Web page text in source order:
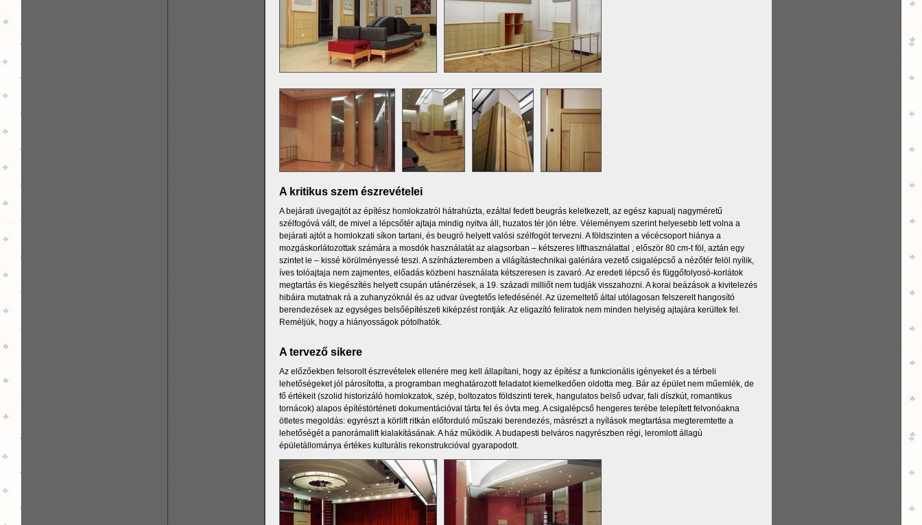
A kritikus szem észrevételei
A bejárati üvegajtót az építész homlokzatról hátrahúzta, ezáltal fedett beugrás keletkezett, az egész kapualj nagyméretű
szélfogóvá vált, de mivel a lépcsőtér ajtaja mindig nyitva áll, huzatos tér jön létre. Véleményem szerint helyesebb lett volna a
bejárati ajtót a homlokzati síkon tartani, és beugró helyett valósi szélfogót tervezni. A földszinten a vécécsoport hiánya a
mozgáskorlátozottak számára a mosdók használatát az alagsorban – kétszeres lifthasználattal , először 80 cm-t föl, aztán egy
szintet le – kissé körülményessé teszi. A színházteremben a világítástechnikai galériára vezető csigalépcső a nézőtér felöl nyílik,
íves tolóajtaja nem zajmentes, előadás közbeni használata kétszeresen is zavaró. Az eredeti lépcső és függőfolyosó-korlátok
megtartás és kiegészítés helyett csupán utánérzések, a 19. századi milliőt nem tudják visszahozni. A korai beázások a kivitelezés
hibáira mutatnak rá a zuhanyzóknál és az udvar üvegtetős lefedésénél. Az üzemeltető által utólagosan felszerelt hangosító
berendezések az egységes belsőépítészeti kiképzést rontják. Az eligazító feliratok nem minden helyiség ajtajára kerültek fel.
Reméljük, hogy a hiányosságok pótolhatók.
A tervező sikere
Az előzőekben felsorolt észrevételek ellenére meg kell állapítani, hogy az építész a funkcionális igényeket és a térbeli
lehetőségeket jól párosította, a programban meghatározott feladatot kiemelkedően oldotta meg. Bár az épület nem műemlék, de
fő értékeit (szolid historizáló homlokzatok, szép, boltozatos földszinti terek, hangulatos belső udvar, fali díszkút, romantikus
tornácok) alapos építéstörténeti dokumentációval tárta fel és óvta meg. A csigalépcső hengeres terébe telepített felvonóakna
ötletes megoldás: egyrészt a körlift ritkán előforduló műszaki berendezés, másrészt a nyílások megtartása megteremtette a
lehetőségét a panorámalift kialakításának. A ház működik. A budapesti belváros nagyrészben régi, leromlott állagú
épületállománya értékes kulturális rekonstrukcióval gyarapodott.